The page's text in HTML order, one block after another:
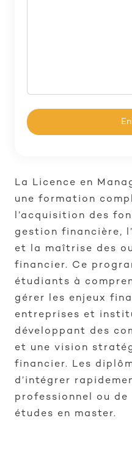
La Licence en
une formation
l’acquisition des
gestion financière,
et la maîtrise des
financier. Ce
étudiants à
gérer les enjeux
entreprises et
développant des
et une vision
financier. Les
d’intégrer
professionnel ou de
études en master.